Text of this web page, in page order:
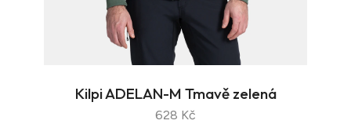
Kilpi ADELAN-M Tmavě zelená
628 Kč